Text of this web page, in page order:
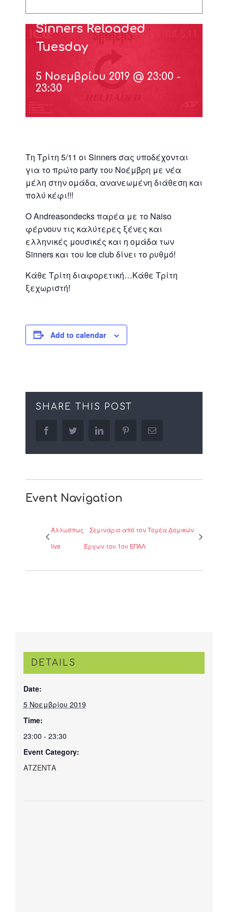
Sinners Reloaded
Tuesday
5 Νοεμβρίου 2019 @ 23:00 -
23:30
Τη Τρίτη 5/11 οι Sinners σας υποδέχονται
για το πρώτο party του Νοέμβρη με νέα
μέλη στην ομάδα, ανανεωμένη διάθεση και
πολύ κέφι!!!
Ο Andreasondecks παρέα με το Naiso
φέρνουν τις καλύτερες ξένες και
ελληνικές μουσικές και η ομάδα των
Sinners και του Ice club δίνει το ρυθμό!
Κάθε Τρίτη διαφορετική…Κάθε Τρίτη
ξεχωριστή!
Add to calendar
SHARE THIS POST
facebooktwitter linkedin pinterestEmail
Event Navigation
Άλλωσπως
live
Σεμινάριο από τον Τομέα Δομικών
Έργων του 1ου ΕΠΑΛ
DETAILS
Date:
5 Νοεμβρίου 2019
Time:
23:00 - 23:30
Event Category:
ΑΤΖΕΝΤΑ